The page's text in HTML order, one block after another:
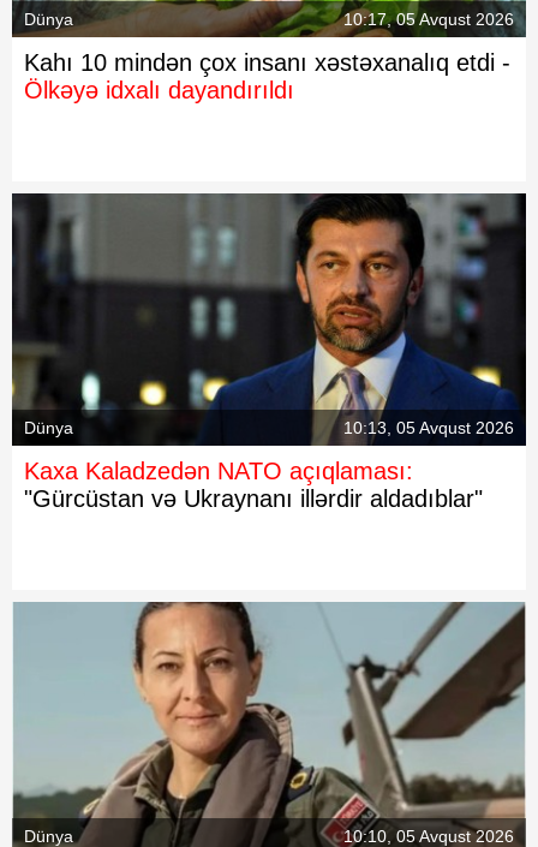
Dünya 10:17, 05 Avqust 2026
Kahı 10 mindən çox insanı xəstəxanalıq etdi -
Ölkəyə idxalı dayandırıldı
Dünya 10:13, 05 Avqust 2026
Kaxa Kaladzedən NATO açıqlaması:
"Gürcüstan və Ukraynanı illərdir aldadıblar"
Dünya 10:10, 05 Avqust 2026